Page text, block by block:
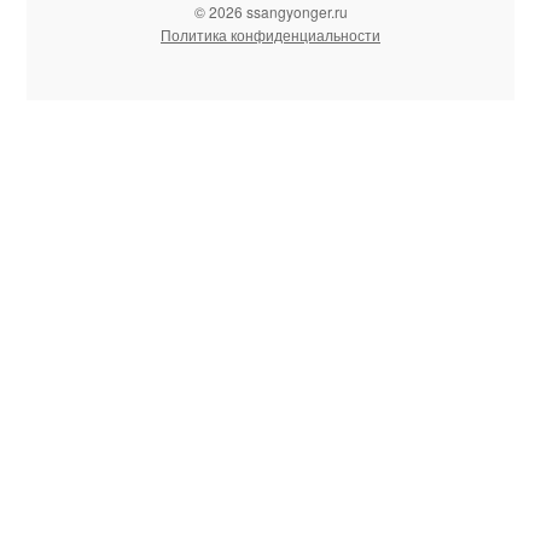
© 2026 ssangyonger.ru
Политика конфиденциальности